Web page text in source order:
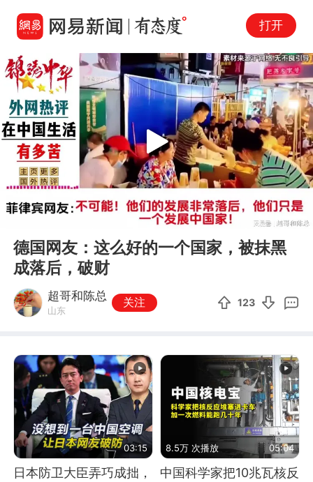
打开
00:00
Play
德国网友：这么好的一个国家，被抹黑
成落后，破财
超哥和陈总
山东
关注 123
03:15
日本防卫大臣弄巧成拙，
8.5万 次播放 05:04
中国科学家把10兆瓦核反